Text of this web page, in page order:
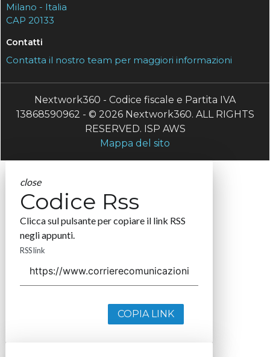
Milano - Italia
CAP 20133
Contatti
Contatta il nostro team per maggiori informazioni
Nextwork360 - Codice fiscale e Partita IVA
13868590962 - © 2026 Nextwork360. ALL RIGHTS
RESERVED. ISP AWS
Mappa del sito
close
Codice Rss
Clicca sul pulsante per copiare il link RSS
negli appunti.
RSS link
COPIA LINK